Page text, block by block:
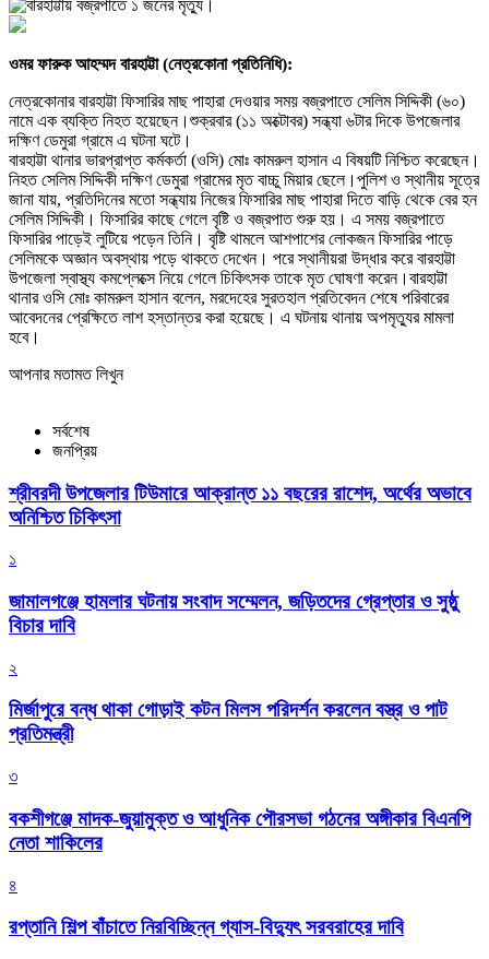
ওমর ফারুক আহম্মদ বারহাট্টা (নেত্রকোনা প্রতিনিধি):
নেত্রকোনার বারহাট্টা ফিসারির মাছ পাহারা দেওয়ার সময় বজ্রপাতে সেলিম সিদ্দিকী (৬০)
নামে এক ব্যক্তি নিহত হয়েছেন।শুক্রবার (১১ অক্টোবর) সন্ধ্যা ৬টার দিকে উপজেলার
দক্ষিণ ডেমুরা গ্রামে এ ঘটনা ঘটে।
বারহাট্টা থানার ভারপ্রাপ্ত কর্মকর্তা (ওসি) মোঃ কামরুল হাসান এ বিষয়টি নিশ্চিত করেছেন।
নিহত সেলিম সিদ্দিকী দক্ষিণ ডেমুরা গ্রামের মৃত বাচ্চু মিয়ার ছেলে।পুলিশ ও স্থানীয় সূত্রে
জানা যায়, প্রতিদিনের মতো সন্ধ্যায় নিজের ফিসারির মাছ পাহারা দিতে বাড়ি থেকে বের হন
সেলিম সিদ্দিকী। ফিসারির কাছে গেলে বৃষ্টি ও বজ্রপাত শুরু হয়। এ সময় বজ্রপাতে
ফিসারির পাড়েই লুটিয়ে পড়েন তিনি। বৃষ্টি থামলে আশপাশের লোকজন ফিসারির পাড়ে
সেলিমকে অজ্ঞান অবস্থায় পড়ে থাকতে দেখেন। পরে স্থানীয়রা উদ্ধার করে বারহাট্টা
উপজেলা স্বাস্থ্য কমপ্লেক্সে নিয়ে গেলে চিকিৎসক তাকে মৃত ঘোষণা করেন।বারহাট্টা
থানার ওসি মোঃ কামরুল হাসান বলেন, মরদেহের সুরতহাল প্রতিবেদন শেষে পরিবারের
আবেদনের প্রেক্ষিতে লাশ হস্তান্তর করা হয়েছে। এ ঘটনায় থানায় অপমৃত্যুর মামলা
হবে।
আপনার মতামত লিখুন
সর্বশেষ
জনপ্রিয়
শ্রীবরদী উপজেলার টিউমারে আক্রান্ত ১১ বছরের রাশেদ, অর্থের অভাবে
অনিশ্চিত চিকিৎসা
১
জামালগঞ্জে হামলার ঘটনায় সংবাদ সম্মেলন, জড়িতদের গ্রেপ্তার ও সুষ্ঠু
বিচার দাবি
২
মির্জাপুরে বন্ধ থাকা গোড়াই কটন মিলস পরিদর্শন করলেন বস্ত্র ও পাট
প্রতিমন্ত্রী
৩
বকশীগঞ্জে মাদক-জুয়ামুক্ত ও আধুনিক পৌরসভা গঠনের অঙ্গীকার বিএনপি
নেতা শাকিলের
৪
রপ্তানি শিল্প বাঁচাতে নিরবিচ্ছিন্ন গ্যাস-বিদ্যুৎ সরবরাহের দাবি